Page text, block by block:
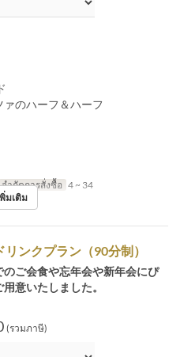
ァのハーフ＆ハーフ
จำกัดการสั่งซื้อ 4 ~ 34
มเติม
ンクプラン（90分制）
ご会食や忘年会や新年会にぴ
意いたしました。
(รวมภาษี)